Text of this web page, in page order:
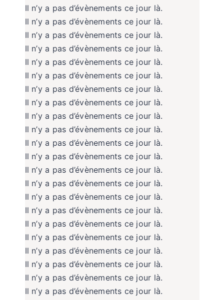
Il n’y a pas d’évènements ce jour là.
Il n’y a pas d’évènements ce jour là.
Il n’y a pas d’évènements ce jour là.
Il n’y a pas d’évènements ce jour là.
Il n’y a pas d’évènements ce jour là.
Il n’y a pas d’évènements ce jour là.
Il n’y a pas d’évènements ce jour là.
Il n’y a pas d’évènements ce jour là.
Il n’y a pas d’évènements ce jour là.
Il n’y a pas d’évènements ce jour là.
Il n’y a pas d’évènements ce jour là.
Il n’y a pas d’évènements ce jour là.
Il n’y a pas d’évènements ce jour là.
Il n’y a pas d’évènements ce jour là.
Il n’y a pas d’évènements ce jour là.
Il n’y a pas d’évènements ce jour là.
Il n’y a pas d’évènements ce jour là.
Il n’y a pas d’évènements ce jour là.
Il n’y a pas d’évènements ce jour là.
Il n’y a pas d’évènements ce jour là.
Il n’y a pas d’évènements ce jour là.
Il n’y a pas d’évènements ce jour là.